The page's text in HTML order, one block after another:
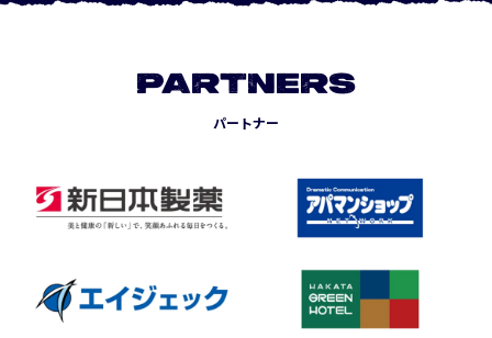
PARTNERS
パートナー